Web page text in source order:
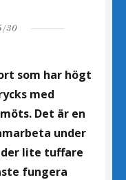
30
som har högt
med
Det är en
under
lite tuffare
fungera